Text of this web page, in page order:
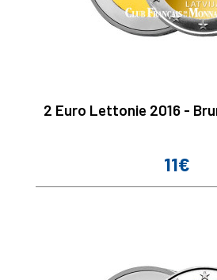
2 Euro Lettonie 2016 -
Prix
11€